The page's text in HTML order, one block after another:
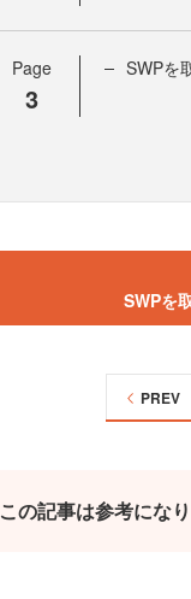
Page
3
SWPを
SWPを
PREV
この記事は参考にな